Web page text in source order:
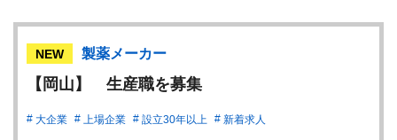
NEW 製薬メーカー
【岡山】 生産職を募集
大企業 上場企業 設立30年以上 新着求人